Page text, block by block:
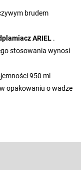
brudem
ARIEL .
stosowania wynosi
950 ml
opakowaniu o wadze